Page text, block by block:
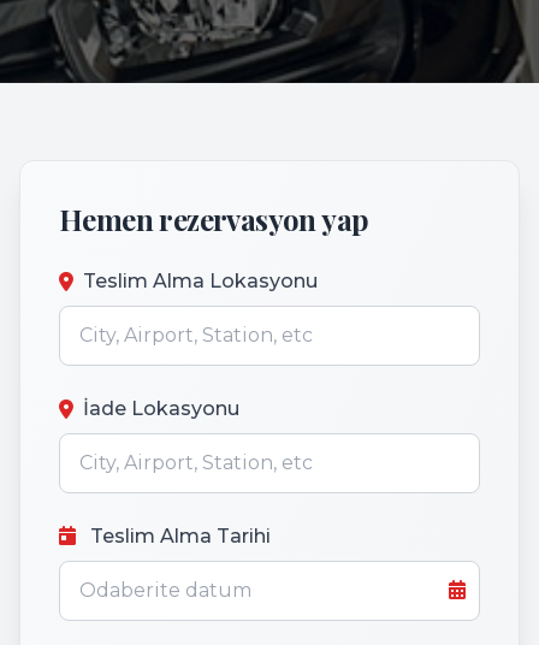
Hemen rezervasyon yap
Teslim Alma Lokasyonu
İade Lokasyonu
Teslim Alma Tarihi